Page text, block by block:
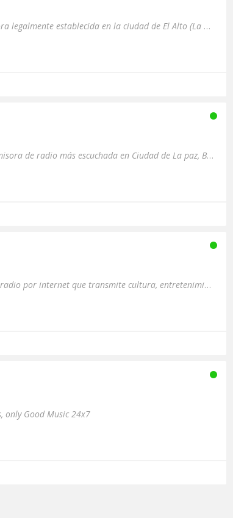
RADIO INTEGRACION es una emisora legalmente establecida en la ciudad de El Alto (La Paz-Bolivia). Noticias de última...
Bienvenido a RADIO PUEBLO, la emisora de radio más escuchada en Ciudad de La paz, Bolivia. Nuestra emisora está for...
Radio AYMARA es una emisora de radio por internet que transmite cultura, entretenimiento e información vera...
only Good Music 24x7